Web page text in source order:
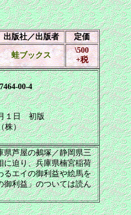
出版社／出版者
定価
蛙ブックス
\500
+税
00-4
日 初版
）
芦屋の鵺塚／静岡県三
に迫り、兵庫県楠宮稲荷
るエイの御利益や絵馬を
御利益」のついては読ん